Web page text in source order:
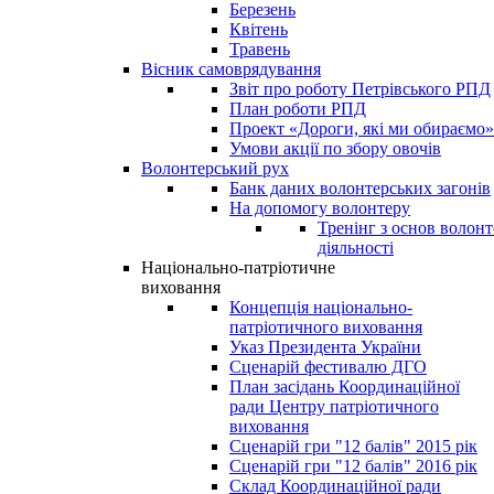
Березень
Квітень
Травень
Вісник самоврядування
Звіт про роботу Петрівського РПД
План роботи РПД
Проект «Дороги, які ми обираємо»
Умови акції по збору овочів
Волонтерський рух
Банк даних волонтерських загонів
На допомогу волонтеру
Тренінг з основ
діяльності
Національно-патріотичне
виховання
Концепція національно-
патріотичного виховання
Указ Президента України
Сценарій фестивалю ДГО
План засідань Координаційної
ради Центру патріотичного
виховання
Сценарій гри "12 балів" 2015 рік
Сценарій гри "12 балів" 2016 рік
Склад Координаційної ради